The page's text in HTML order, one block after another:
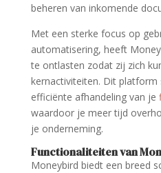
beheren van inkomende
Met een sterke focus op
automatisering, heeft
te ontlasten zodat zij zich
kernactiviteiten. Dit
efficiënte afhandeling van je
waardoor je meer tijd
je onderneming.
Functionaliteiten van
Moneybird biedt een breed